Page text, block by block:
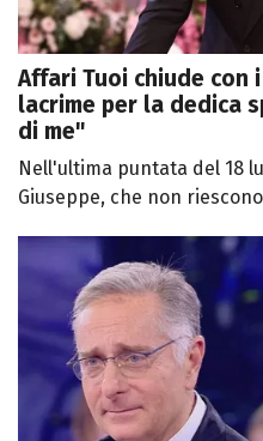
Affari Tuoi chiude con
lacrime per la dedica
di me"
Nell'ultima puntata del 18
Giuseppe, che non